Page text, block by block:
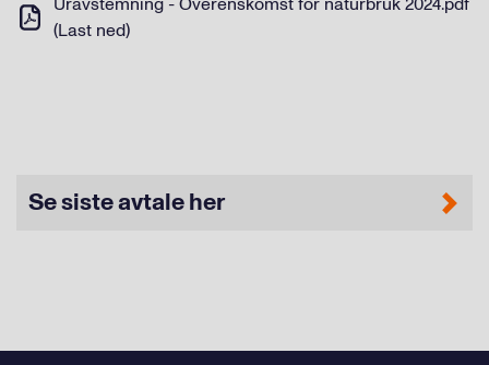
(Last ned)
Se siste avtale her